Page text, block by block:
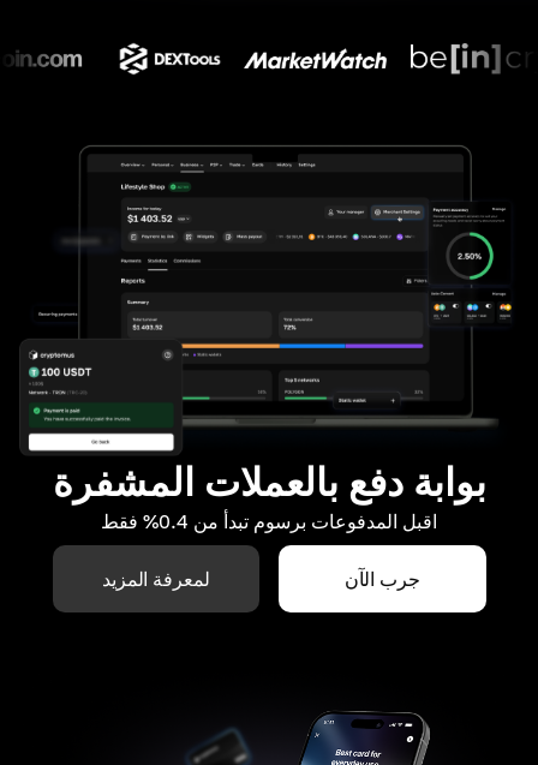
بوابة دفع بالعملات المشفرة
اقبل المدفوعات برسوم تبدأ من 0.4% فقط
جرب الآن لمعرفة المزيد